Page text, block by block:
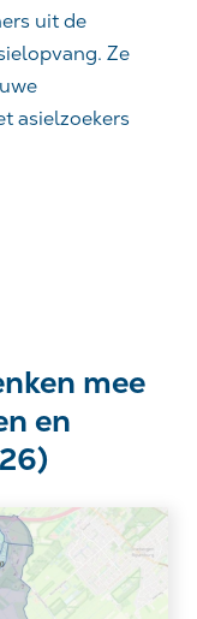
uit de
Ze
asielzoekers
mee
en